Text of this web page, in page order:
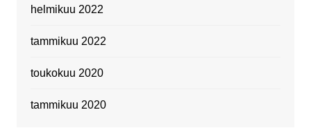
helmikuu 2022
tammikuu 2022
toukokuu 2020
tammikuu 2020